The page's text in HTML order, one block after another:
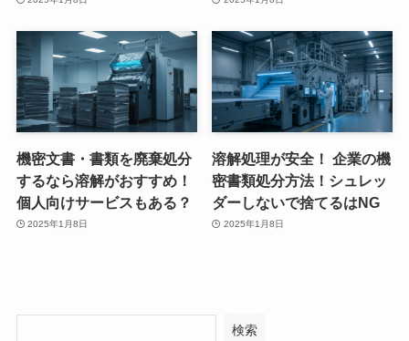
機密文書・書類を廃棄処分
するなら溶解がおすすめ！
個人向けサービスもある？
2025年1月8日
溶解処理が安全！ 企業の機
密書類処分方法！シュレッ
ダーしないで捨てるはNG
2025年1月8日
検索